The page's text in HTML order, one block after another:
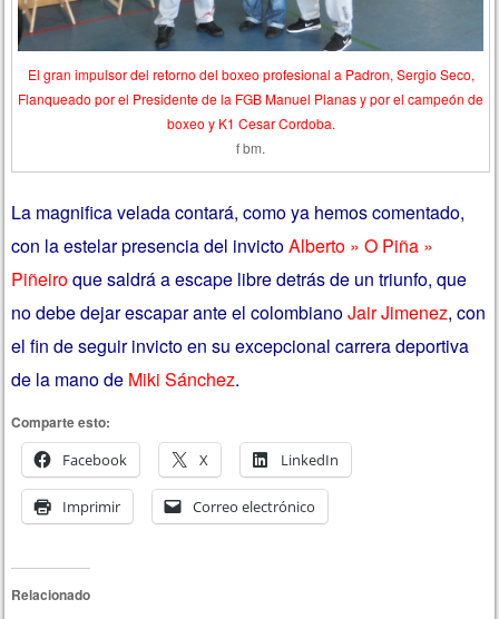
El gran impulsor del retorno del boxeo profesional a Padron, Sergio Seco,
Flanqueado por el Presidente de la FGB Manuel Planas y por el campeón de
boxeo y K1 Cesar Cordoba.
f bm.
La magnifica velada contará, como ya hemos comentado,
con la estelar presencia del invictoAlberto » O Piña »
Piñeiroque saldrá a escape libre detrás de un triunfo, que
no debe dejar escapar ante el colombianoJair Jimenez, con
el fin de seguir invicto en su excepcional carrera deportiva
de la mano de Miki Sánchez.
Comparte esto:
Facebook
X LinkedIn
Imprimir Correo electrónico
Relacionado